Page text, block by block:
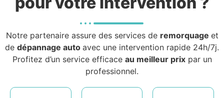
Notre partenaire assure des services de remorquage et
de dépannage auto avec une intervention rapide 24h/7j.
Profitez d’un service efficace au meilleur prixpar un
professionnel.